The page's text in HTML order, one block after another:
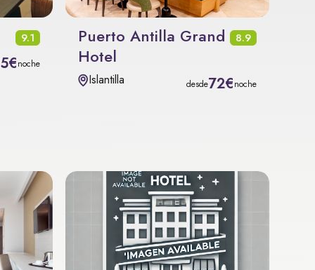
9.1
noche
Puerto Antilla Grand
Hotel
8.9
Islantilla desde72€noche